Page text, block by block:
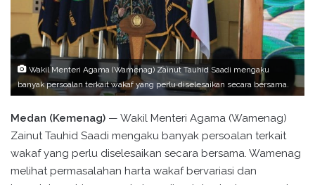
Wakil Menteri Agama (Wamenag) Zainut Tauhid Saadi mengaku
banyak persoalan terkait wakaf yang perlu diselesaikan secara bersama.
Medan (Kemenag) — Wakil Menteri Agama (Wamenag)
Zainut Tauhid Saadi mengaku banyak persoalan terkait
wakaf yang perlu diselesaikan secara bersama. Wamenag
melihat permasalahan harta wakaf bervariasi dan